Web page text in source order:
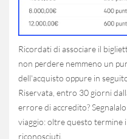
Ricordati di associare il
non perdere nemmeno un
dell'acquisto oppure in
Riservata, entro 30 giorni
errore di accredito?
viaggio: oltre questo termine
riconosciuti.
Scopri di
Rifiuta